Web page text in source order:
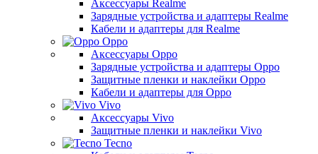
Аксессуары Realme
Зарядные устройства и адаптеры Realme
Кабели и адаптеры для Realme
Oppo
Аксессуары Oppo
Зарядные устройства и адаптеры Oppo
Защитные пленки и наклейки Oppo
Кабели и адаптеры для Oppo
Vivo
Аксессуары Vivo
Защитные пленки и наклейки Vivo
Tecno